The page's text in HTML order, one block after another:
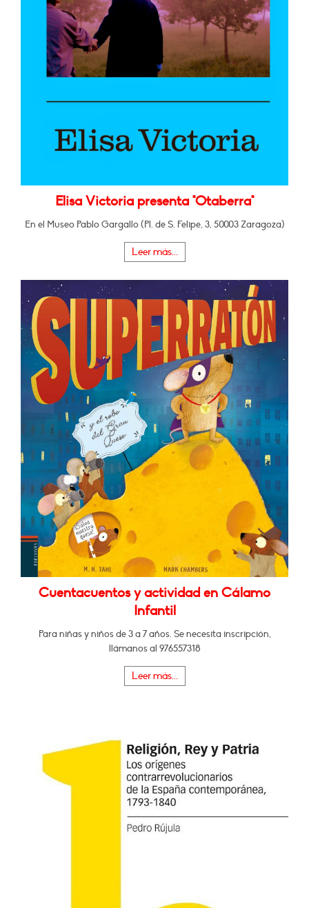
Elisa Victoria presenta "Otaberra"
En el Museo Pablo Gargallo (Pl. de S. Felipe, 3, 50003 Zaragoza)
Leer más...
Cuentacuentos y actividad en Cálamo
Infantil
Para niñas y niños de 3 a 7 años. Se necesita inscripción,
llámanos al 976557318
Leer más...